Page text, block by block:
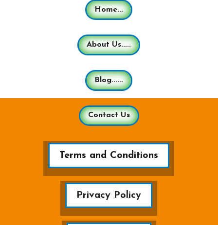
Home...
About Us.....
Blog......
Contact Us
Terms and Conditions
Privacy Policy